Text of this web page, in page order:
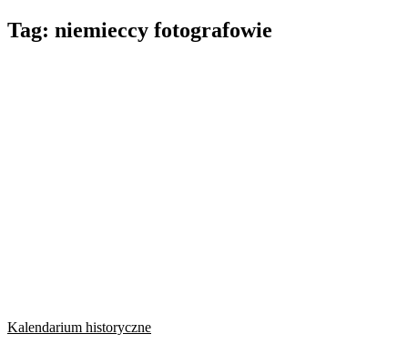
Tag: niemieccy fotografowie
Kalendarium historyczne